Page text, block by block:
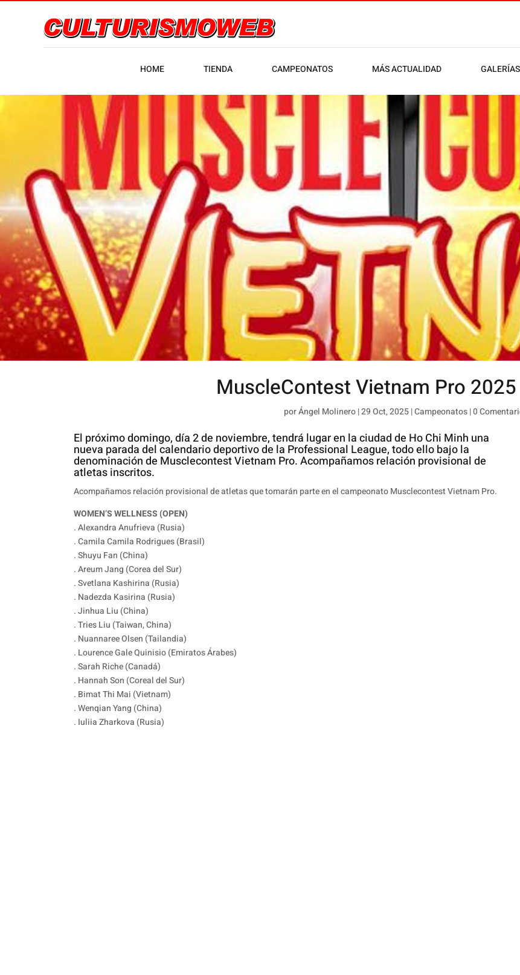
HOME TIENDA CAMPEONATOS MÁS ACTUALIDAD GALERÍAS
MuscleContest Vietnam Pro
porÁngel Molinero|29 Oct, 2025|Campeonatos|0
El próximo domingo, día 2 de noviembre, tendrá lugar en la ciudad de Ho Chi Minh una
nueva parada del calendario deportivo de la Professional League, todo ello bajo la
denominación de Musclecontest Vietnam Pro. Acompañamos relación provisional de
atletas inscritos.
Acompañamos relación provisional de atletas que tomarán parte en el campeonato Musclecontest Vietnam Pro.
WOMEN’S WELLNESS (OPEN)
. Alexandra Anufrieva (Rusia)
. Camila Camila Rodrigues (Brasil)
. Shuyu Fan (China)
. Areum Jang (Corea del Sur)
. Svetlana Kashirina (Rusia)
. Nadezda Kasirina (Rusia)
. Jinhua Liu (China)
. Tries Liu (Taiwan, China)
. Nuannaree Olsen (Tailandia)
. Lourence Gale Quinisio (Emiratos Árabes)
. Sarah Riche (Canadá)
. Hannah Son (Coreal del Sur)
. Bimat Thi Mai (Vietnam)
. Wenqian Yang (China)
. Iuliia Zharkova (Rusia)